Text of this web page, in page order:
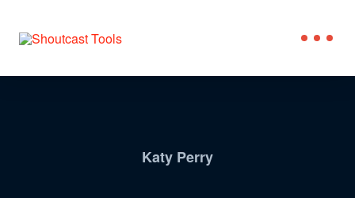
Katy Perry